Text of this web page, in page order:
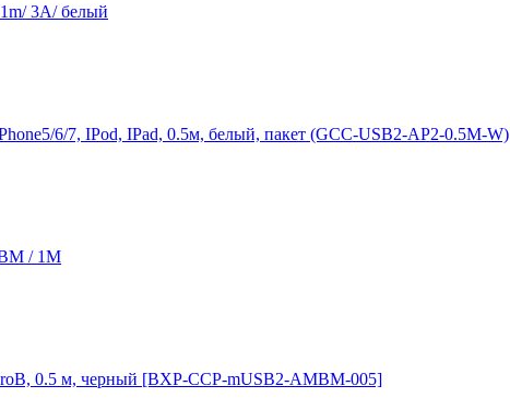
3A/ белый
6/7, IPod, IPad, 0.5м, белый, пакет (GCC-USB2-AP2-0.5M-W)
/ 1M
0.5 м, черный [BXP-CCP-mUSB2-AMBM-005]